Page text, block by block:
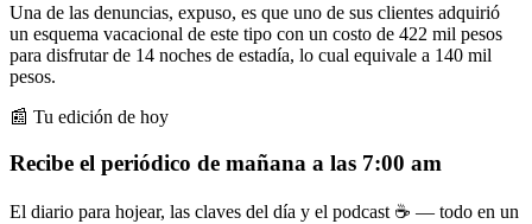
Una de las denuncias, expuso, es que uno de sus clientes adquirió
un esquema vacacional de este tipo con un costo de 422 mil pesos
para disfrutar de 14 noches de estadía, lo cual equivale a 140 mil
pesos.
📰 Tu edición de hoy
Recibe el periódico de mañana a las 7:00 am
El diario para hojear, las claves del día y el podcast ☕ — todo en un